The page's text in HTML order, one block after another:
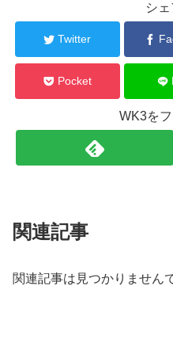
シ
Twitter
Pocket
WK3を
関連記事
関連記事は見つかりません